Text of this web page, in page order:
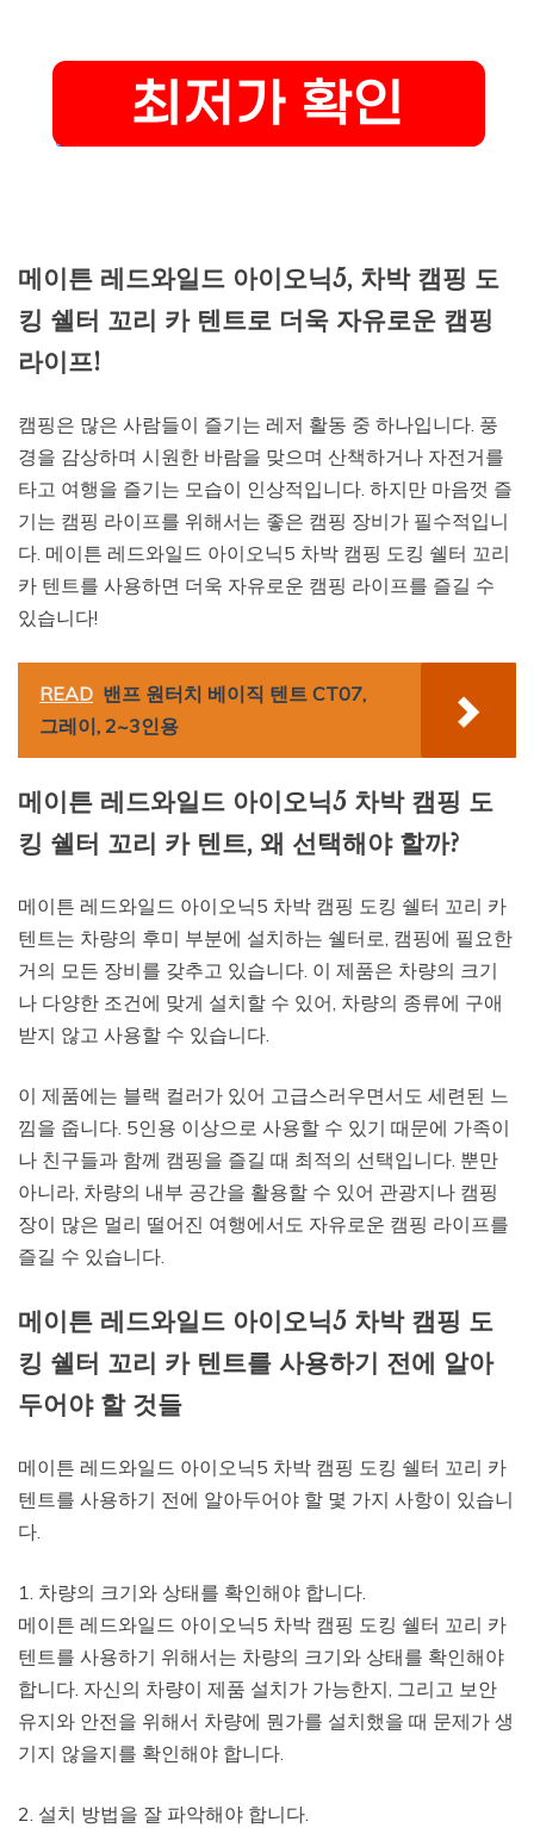
메이튼 레드와일드 아이오닉5, 차박 캠핑 도
킹 쉘터 꼬리 카 텐트로 더욱 자유로운 캠핑
라이프!
캠핑은 많은 사람들이 즐기는 레저 활동 중 하나입니다. 풍
경을 감상하며 시원한 바람을 맞으며 산책하거나 자전거를
타고 여행을 즐기는 모습이 인상적입니다. 하지만 마음껏 즐
기는 캠핑 라이프를 위해서는 좋은 캠핑 장비가 필수적입니
다. 메이튼 레드와일드 아이오닉5 차박 캠핑 도킹 쉘터 꼬리
카 텐트를 사용하면 더욱 자유로운 캠핑 라이프를 즐길 수
있습니다!
READ 밴프 원터치 베이직 텐트 CT07,
그레이, 2~3인용
메이튼 레드와일드 아이오닉5 차박 캠핑 도
킹 쉘터 꼬리 카 텐트, 왜 선택해야 할까?
메이튼 레드와일드 아이오닉5 차박 캠핑 도킹 쉘터 꼬리 카
텐트는 차량의 후미 부분에 설치하는 쉘터로, 캠핑에 필요한
거의 모든 장비를 갖추고 있습니다. 이 제품은 차량의 크기
나 다양한 조건에 맞게 설치할 수 있어, 차량의 종류에 구애
받지 않고 사용할 수 있습니다.
이 제품에는 블랙 컬러가 있어 고급스러우면서도 세련된 느
낌을 줍니다. 5인용 이상으로 사용할 수 있기 때문에 가족이
나 친구들과 함께 캠핑을 즐길 때 최적의 선택입니다. 뿐만
아니라, 차량의 내부 공간을 활용할 수 있어 관광지나 캠핑
장이 많은 멀리 떨어진 여행에서도 자유로운 캠핑 라이프를
즐길 수 있습니다.
메이튼 레드와일드 아이오닉5 차박 캠핑 도
킹 쉘터 꼬리 카 텐트를 사용하기 전에 알아
두어야 할 것들
메이튼 레드와일드 아이오닉5 차박 캠핑 도킹 쉘터 꼬리 카
텐트를 사용하기 전에 알아두어야 할 몇 가지 사항이 있습니
다.
1. 차량의 크기와 상태를 확인해야 합니다.
메이튼 레드와일드 아이오닉5 차박 캠핑 도킹 쉘터 꼬리 카
텐트를 사용하기 위해서는 차량의 크기와 상태를 확인해야
합니다. 자신의 차량이 제품 설치가 가능한지, 그리고 보안
유지와 안전을 위해서 차량에 뭔가를 설치했을 때 문제가 생
기지 않을지를 확인해야 합니다.
2. 설치 방법을 잘 파악해야 합니다.